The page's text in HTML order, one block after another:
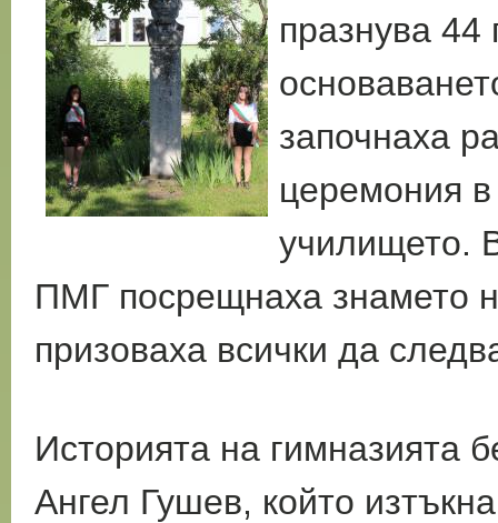
празнува 44
започнаха
церемония
училището.
ПМГ посрещнаха знамето
призоваха всички да
Историята на гимназията
Ангел Гушев, който